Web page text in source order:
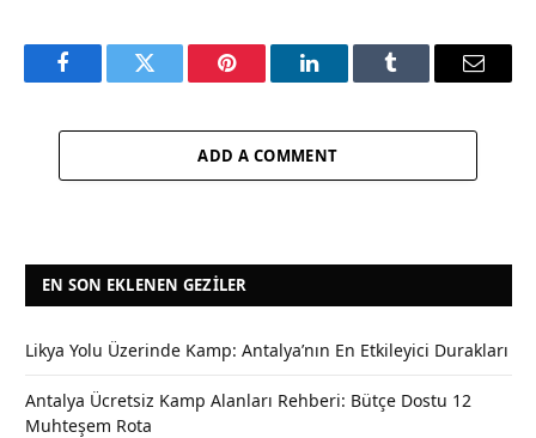
FacebookTwitter Pinterest LinkedInTumblr Email
ADD A COMMENT
EN SON EKLENEN GEZILER
Likya Yolu Üzerinde Kamp: Antalya’nın En Etkileyici Durakları
Antalya Ücretsiz Kamp Alanları Rehberi: Bütçe Dostu 12
Muhteşem Rota